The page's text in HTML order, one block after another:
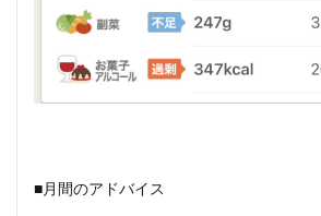
■月間のアドバイス